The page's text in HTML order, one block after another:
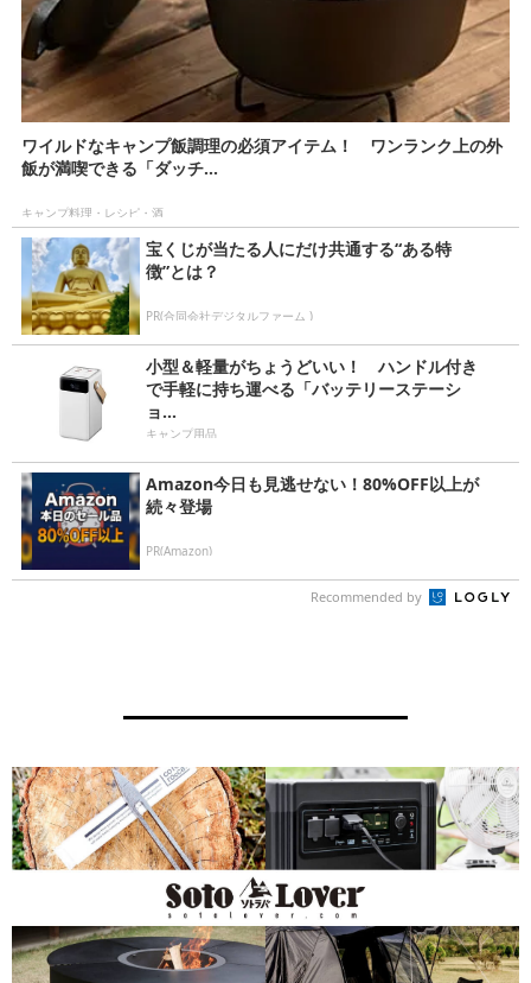
ワイルドなキャンプ飯調理の必須アイテム！ ワンランク上の外
飯が満喫できる「ダッチ...
キャンプ料理・レシピ・酒
宝くじが当たる人にだけ共通する“ある特
徴”とは？
PR(合同会社デジタルファーム )
小型＆軽量がちょうどいい！ ハンドル付き
で手軽に持ち運べる「バッテリーステーシ
ョ...
キャンプ用品
Amazon今日も見逃せない！80%OFF以上が
続々登場
PR(Amazon)
Recommended by